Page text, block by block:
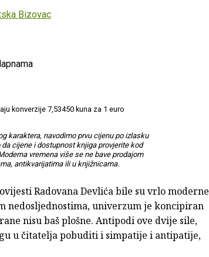
Bizovac
konverzije 7,53450 kuna za 1 euro
karaktera, navodimo prvu cijenu po izlasku
cijene i dostupnost knjiga provjerite kod
vremena više se ne bave prodajom
antikvarijatima ili u knjižnicama.
Radovana Devlića bile su vrlo moderne
nedosljednostima, univerzum je koncipiran
nisu baš plošne. Antipodi ove dvije sile,
u čitatelja pobuditi i simpatije i antipatije,